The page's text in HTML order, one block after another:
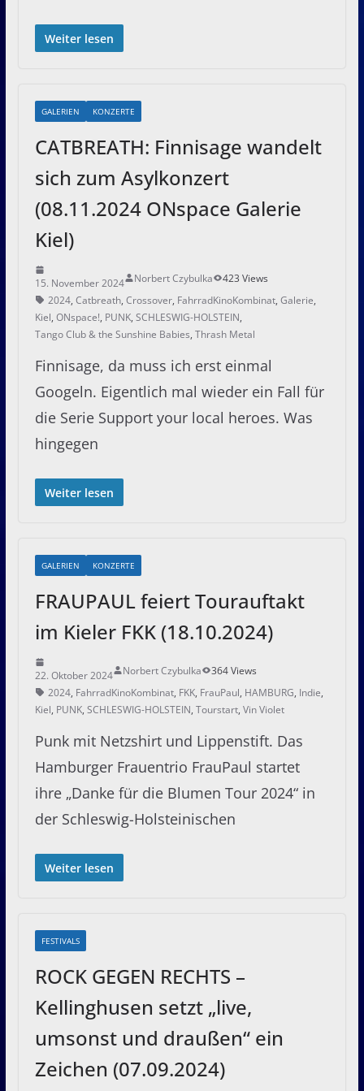
Weiter lesen
GALERIEN KONZERTE
CATBREATH: Finnisage wandelt
sich zum Asylkonzert
(08.11.2024 ONspace Galerie
Kiel)
15. November 2024 Norbert Czybulka
423 Views
2024, Catbreath, Crossover, FahrradKinoKombinat, Galerie,
Kiel, ONspace!, PUNK, SCHLESWIG-HOLSTEIN,
Tango Club & the Sunshine Babies, Thrash Metal
Finnisage, da muss ich erst einmal
Googeln. Eigentlich mal wieder ein Fall für
die Serie Support your local heroes. Was
hingegen
Weiter lesen
GALERIEN KONZERTE
FRAUPAUL feiert Tourauftakt
im Kieler FKK (18.10.2024)
22. Oktober 2024 Norbert Czybulka
364 Views
2024, FahrradKinoKombinat, FKK, FrauPaul, HAMBURG, Indie,
Kiel, PUNK, SCHLESWIG-HOLSTEIN, Tourstart, Vin Violet
Punk mit Netzshirt und Lippenstift. Das
Hamburger Frauentrio FrauPaul startet
ihre „Danke für die Blumen Tour 2024“ in
der Schleswig-Holsteinischen
Weiter lesen
FESTIVALS
ROCK GEGEN RECHTS –
Kellinghusen setzt „live,
umsonst und draußen“ ein
Zeichen (07.09.2024)